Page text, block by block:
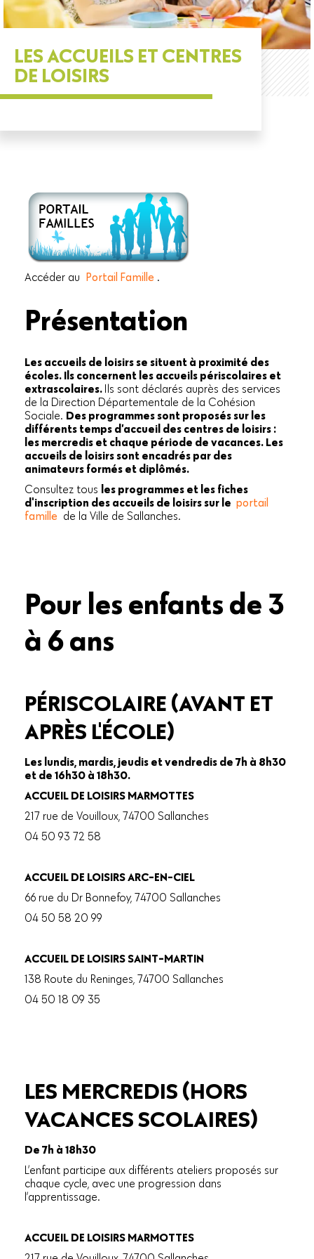
LES ACCUEILS ET CENTRES
DE LOISIRS
Accéder au Portail Famille .
Présentation
Les accueils de loisirs se situent à proximité des
écoles. Ils concernent les accueils périscolaires et
extrascolaires. Ils sont déclarés auprès des services
de la Direction Départementale de la Cohésion
Sociale. Des programmes sont proposés sur les
différents temps d’accueil des centres de loisirs :
les mercredis et chaque période de vacances. Les
accueils de loisirs sont encadrés par des
animateurs formés et diplômés.
Consultez tous les programmes et les fiches
d'inscription des accueils de loisirs sur le portail
famille de la Ville de Sallanches.
Pour les enfants de 3
à 6 ans
PÉRISCOLAIRE (AVANT ET
APRÈS L'ÉCOLE)
Les lundis, mardis, jeudis et vendredis de 7h à 8h30
et de 16h30 à 18h30.
ACCUEIL DE LOISIRS MARMOTTES
217 rue de Vouilloux, 74700 Sallanches
04 50 93 72 58
ACCUEIL DE LOISIRS ARC-EN-CIEL
66 rue du Dr Bonnefoy, 74700 Sallanches
04 50 58 20 99
ACCUEIL DE LOISIRS SAINT-MARTIN
138 Route du Reninges, 74700 Sallanches
04 50 18 09 35
LES MERCREDIS (HORS
VACANCES SCOLAIRES)
De 7h à 18h30
L’enfant participe aux différents ateliers proposés sur
chaque cycle, avec une progression dans
l’apprentissage.
ACCUEIL DE LOISIRS MARMOTTES